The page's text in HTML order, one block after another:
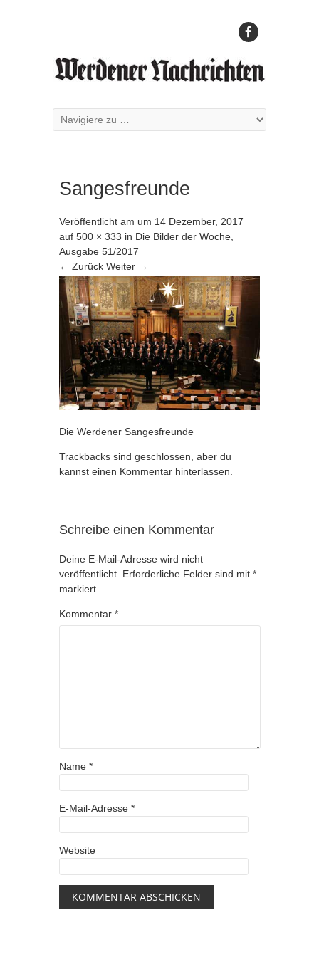
Sangesfreunde
Veröffentlicht am um 14 Dezember, 2017
auf 500 × 333 in Die Bilder der Woche,
Ausgabe 51/2017
← Zurück Weiter →
Die Werdener Sangesfreunde
Trackbacks sind geschlossen, aber du
kannst einen Kommentar hinterlassen
Schreibe einen Kommentar
Deine E-Mail-Adresse wird nicht
veröffentlicht. Erforderliche Felder sind mit *
markiert
Kommentar *
Name *
E-Mail-Adresse *
Website